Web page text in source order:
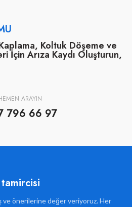
Koltuk Döşeme ve
İçin Arıza Kaydı Oluşturun,
ARAYIN
796 66 97
önerilerine değer veriyoruz. Her